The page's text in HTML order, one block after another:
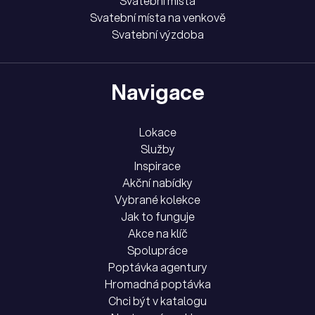
Svatební místa na venkově
Svatební výzdoba
Navigace
Lokace
Služby
Inspirace
Akční nabídky
Vybrané kolekce
Jak to funguje
Akce na klíč
Spolupráce
Poptávka agentury
Hromadná poptávka
Chci být v katalogu